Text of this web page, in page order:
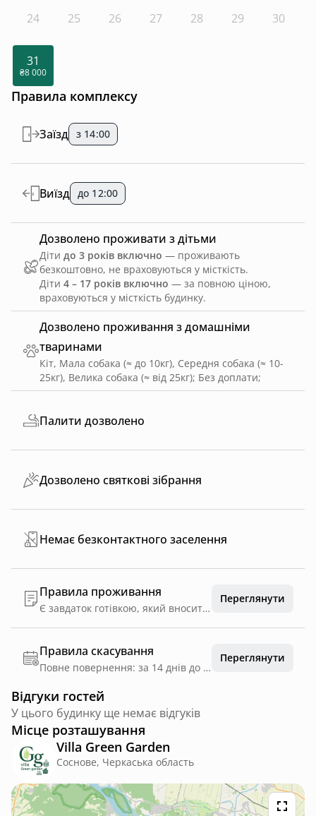
24 25 26 27 28 29 30
31
₴8 000
Правила комплексу
Дозволено проживання з домашніми
тваринами
Кіт, Мала собака (≈ до 10кг), Середня собака (≈ 10-
25кг), Велика собака (≈ від 25кг); Без доплати;
Заїзд з 14:00
Виїзд до 12:00
Дозволено проживати з дітьми
Діти до 3 років включно — проживають
безкоштовно, не враховуються у місткість.
Діти 4 – 17 років включно — за повною ціною,
враховуються у місткість будинку.
Палити дозволено
Дозволено святкові зібрання
Немає безконтактного заселення
Правила проживання
Є завдаток готівкою, який вноситься перед заселенням та повертається після виселення.
Переглянути
Правила скасування
Повне повернення: за 14 днів до дати заїзду
Переглянути
Відгуки гостей
У цього будинку ще немає відгуків
Місце розташування
Villa Green Garden
Соснове, Черкаська область